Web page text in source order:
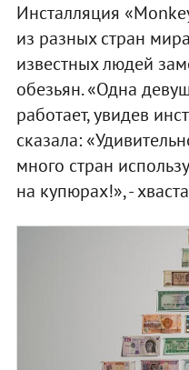
Инсталляция
из разных стран
известных людей
обезьян. «Одна
работает, увидев
сказала:
много стран
на купюрах!», -